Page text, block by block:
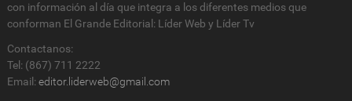
con información al día que integra a los diferentes medios que
conforman El Grande Editorial: Líder Web y Líder Tv
Contactanos:
Tel: (867) 711 2222
Email: editor.liderweb@gmail.com